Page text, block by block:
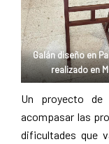
Galán diseño en
realizado en
Un proyecto
acompasar las
dificultades que